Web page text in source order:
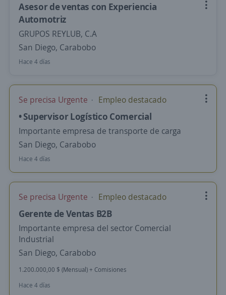
Asesor de ventas con Experiencia
Automotriz
GRUPOS REYLUB, C.A
San Diego, Carabobo
Hace 4 días
Se precisa Urgente Empleo destacado
• Supervisor Logístico Comercial
Importante empresa de transporte de carga
San Diego, Carabobo
Hace 4 días
Se precisa Urgente Empleo destacado
Gerente de Ventas B2B
Importante empresa del sector Comercial
Industrial
San Diego, Carabobo
1.200.000,00 $ (Mensual) + Comisiones
Hace 4 días